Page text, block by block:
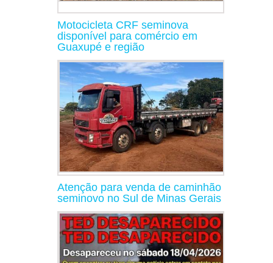
Motocicleta CRF seminova
disponível para comércio em
Guaxupé e região
Atenção para venda de caminhão
seminovo no Sul de Minas Gerais